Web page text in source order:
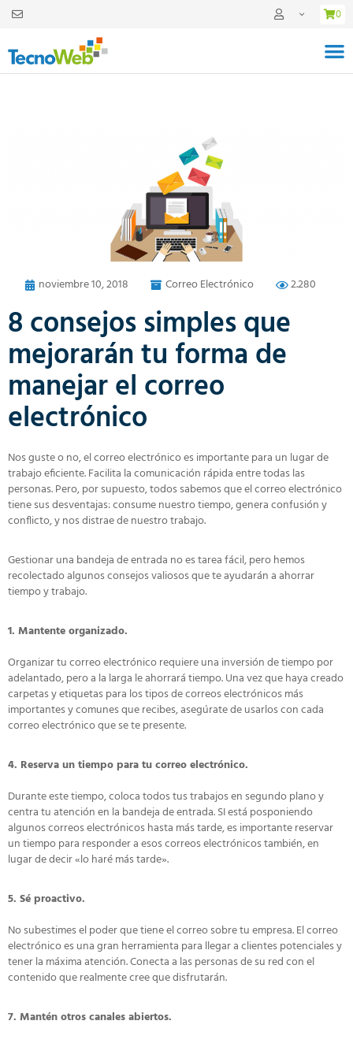
0
noviembre 10, 2018 Correo Electrónico 2.280
8 consejos simples que
mejorarán tu forma de
manejar el correo
electrónico
Nos guste o no, el correo electrónico es importante para un lugar de
trabajo eficiente. Facilita la comunicación rápida entre todas las
personas. Pero, por supuesto, todos sabemos que el correo electrónico
tiene sus desventajas: consume nuestro tiempo, genera confusión y
conflicto, y nos distrae de nuestro trabajo.
Gestionar una bandeja de entrada no es tarea fácil, pero hemos
recolectado algunos consejos valiosos que te ayudarán a ahorrar
tiempo y trabajo.
1. Mantente organizado.
Organizar tu correo electrónico requiere una inversión de tiempo por
adelantado, pero a la larga le ahorrará tiempo. Una vez que haya creado
carpetas y etiquetas para los tipos de correos electrónicos más
importantes y comunes que recibes, asegúrate de usarlos con cada
correo electrónico que se te presente.
4. Reserva un tiempo para tu correo electrónico.
Durante este tiempo, coloca todos tus trabajos en segundo plano y
centra tu atención en la bandeja de entrada. SI está posponiendo
algunos correos electrónicos hasta más tarde, es importante reservar
un tiempo para responder a esos correos electrónicos también, en
lugar de decir «lo haré más tarde».
5. Sé proactivo.
No subestimes el poder que tiene el correo sobre tu empresa. El correo
electrónico es una gran herramienta para llegar a clientes potenciales y
tener la máxima atención. Conecta a las personas de su red con el
contenido que realmente cree que disfrutarán.
7. Mantén otros canales abiertos.